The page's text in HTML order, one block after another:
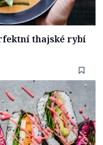
thajské rybí